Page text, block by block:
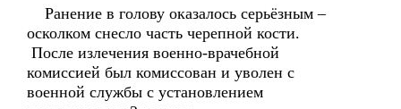
Ранение в голову оказалось серьёзным –
осколком снесло часть черепной кости.
После излечения военно-врачебной
комиссией был комиссован и уволен с
военной службы с установлением